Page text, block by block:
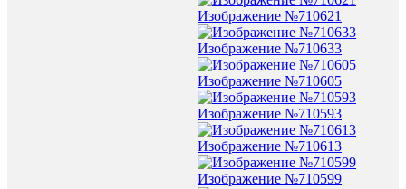
Изображение №710621
Изображение №710633
Изображение №710605
Изображение №710593
Изображение №710613
Изображение №710599